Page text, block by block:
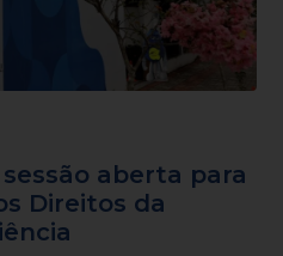
aberta para
Direitos da